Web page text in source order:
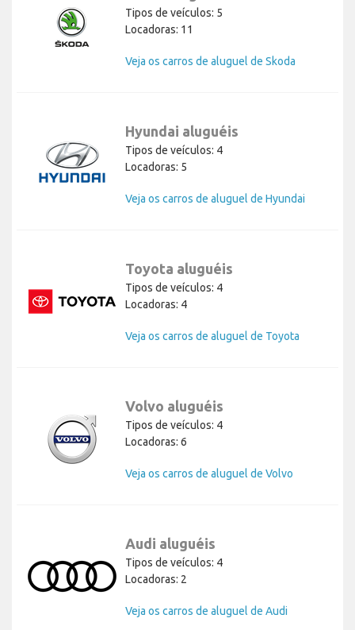
Tipos de veículos: 5
Locadoras: 11
Veja os carros de aluguel de Skoda
Hyundai aluguéis
Tipos de veículos: 4
Locadoras: 5
Veja os carros de aluguel de Hyundai
Toyota aluguéis
Tipos de veículos: 4
Locadoras: 4
Veja os carros de aluguel de Toyota
Volvo aluguéis
Tipos de veículos: 4
Locadoras: 6
Veja os carros de aluguel de Volvo
Audi aluguéis
Tipos de veículos: 4
Locadoras: 2
Veja os carros de aluguel de Audi